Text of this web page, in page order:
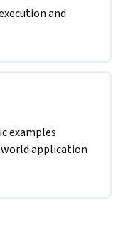
and
examples
application